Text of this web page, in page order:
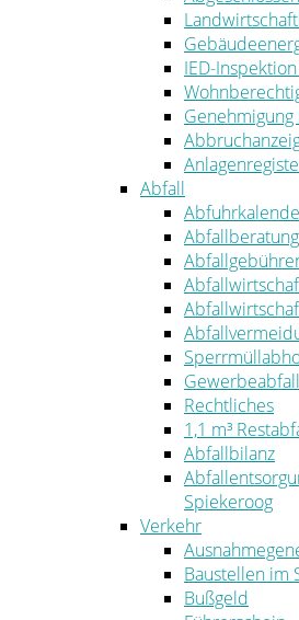
IED-
Genehmigung
Abfall
Abfallberatung
Gewerbeabfall
Rechtliches
1,1 m³
Abfallbilanz
Spiekeroog
Verkehr
Baustellen im
Bußgeld